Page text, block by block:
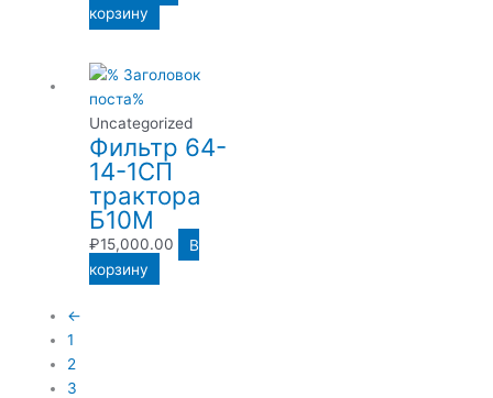
корзину
Uncategorized
Фильтр 64-
14-1СП
трактора
Б10М
₽15,000.00
В
корзину
←
1
2
3